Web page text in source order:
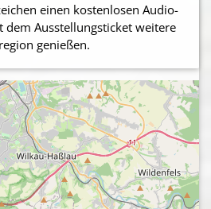
einen kostenlosen Audio-
dem Ausstellungsticket weitere
genießen.